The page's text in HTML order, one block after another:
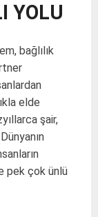
YOLU
bağlılık
elde
şair,
pek çok ünlü